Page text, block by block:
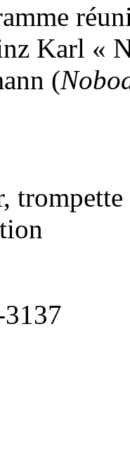
réunit
Karl «
(